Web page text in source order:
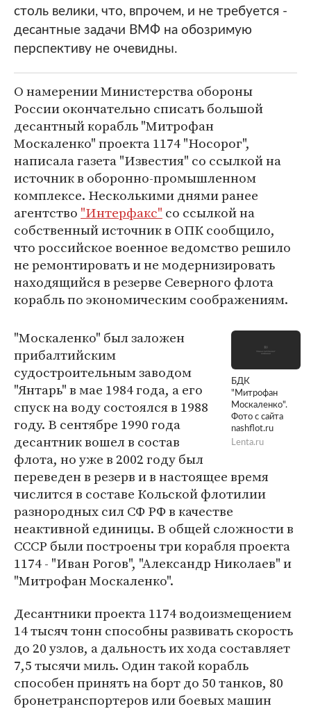
столь велики, что, впрочем, и не требуется -
десантные задачи ВМФ на обозримую
перспективу не очевидны.
О намерении Министерства обороны
России окончательно списать большой
десантный корабль "Митрофан
Москаленко" проекта 1174 "Носорог",
написала газета "Известия" со ссылкой на
источник в оборонно-промышленном
комплексе. Несколькими днями ранее
агентство "Интерфакс" со ссылкой на
собственный источник в ОПК сообщило,
что российское военное ведомство решило
не ремонтировать и не модернизировать
находящийся в резерве Северного флота
корабль по экономическим соображениям.
БДК
"Митрофан
Москаленко".
Фото с сайта
nashflot.ru
Lenta.ru
"Москаленко" был заложен
прибалтийским
судостроительным заводом
"Янтарь" в мае 1984 года, а его
спуск на воду состоялся в 1988
году. В сентябре 1990 года
десантник вошел в состав
флота, но уже в 2002 году был
переведен в резерв и в настоящее время
числится в составе Кольской флотилии
разнородных сил СФ РФ в качестве
неактивной единицы. В общей сложности в
СССР были построены три корабля проекта
1174 - "Иван Рогов", "Александр Николаев" и
"Митрофан Москаленко".
Десантники проекта 1174 водоизмещением
14 тысяч тонн способны развивать скорость
до 20 узлов, а дальность их хода составляет
7,5 тысячи миль. Один такой корабль
способен принять на борт до 50 танков, 80
бронетранспортеров или боевых машин